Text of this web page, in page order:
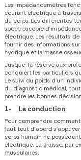
Les impédancemètres
courant électrique à
du corps. Les différentes
spectroscopie
électrique. Les résultats
fournir des informations
hydrique et la masse
Jusque-là réservé aux
conquiert les particuliers
Le suivi du poids d’un
du diagnostic médical,
prendre les bonnes
1- La conduction
Pour comprendre
faut tout d’abord
corps humain ne
électrique. La graisse, par
musculaires.